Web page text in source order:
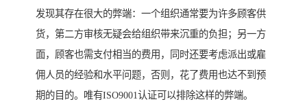
发现其存在很大的弊端：一个组织通常要为许多顾客供
货，第二方审核无疑会给组织带来沉重的负担；另一方
面，顾客也需支付相当的费用，同时还要考虑派出或雇
佣人员的经验和水平问题，否则，花了费用也达不到预
期的目的。唯有ISO9001认证可以排除这样的弊端。